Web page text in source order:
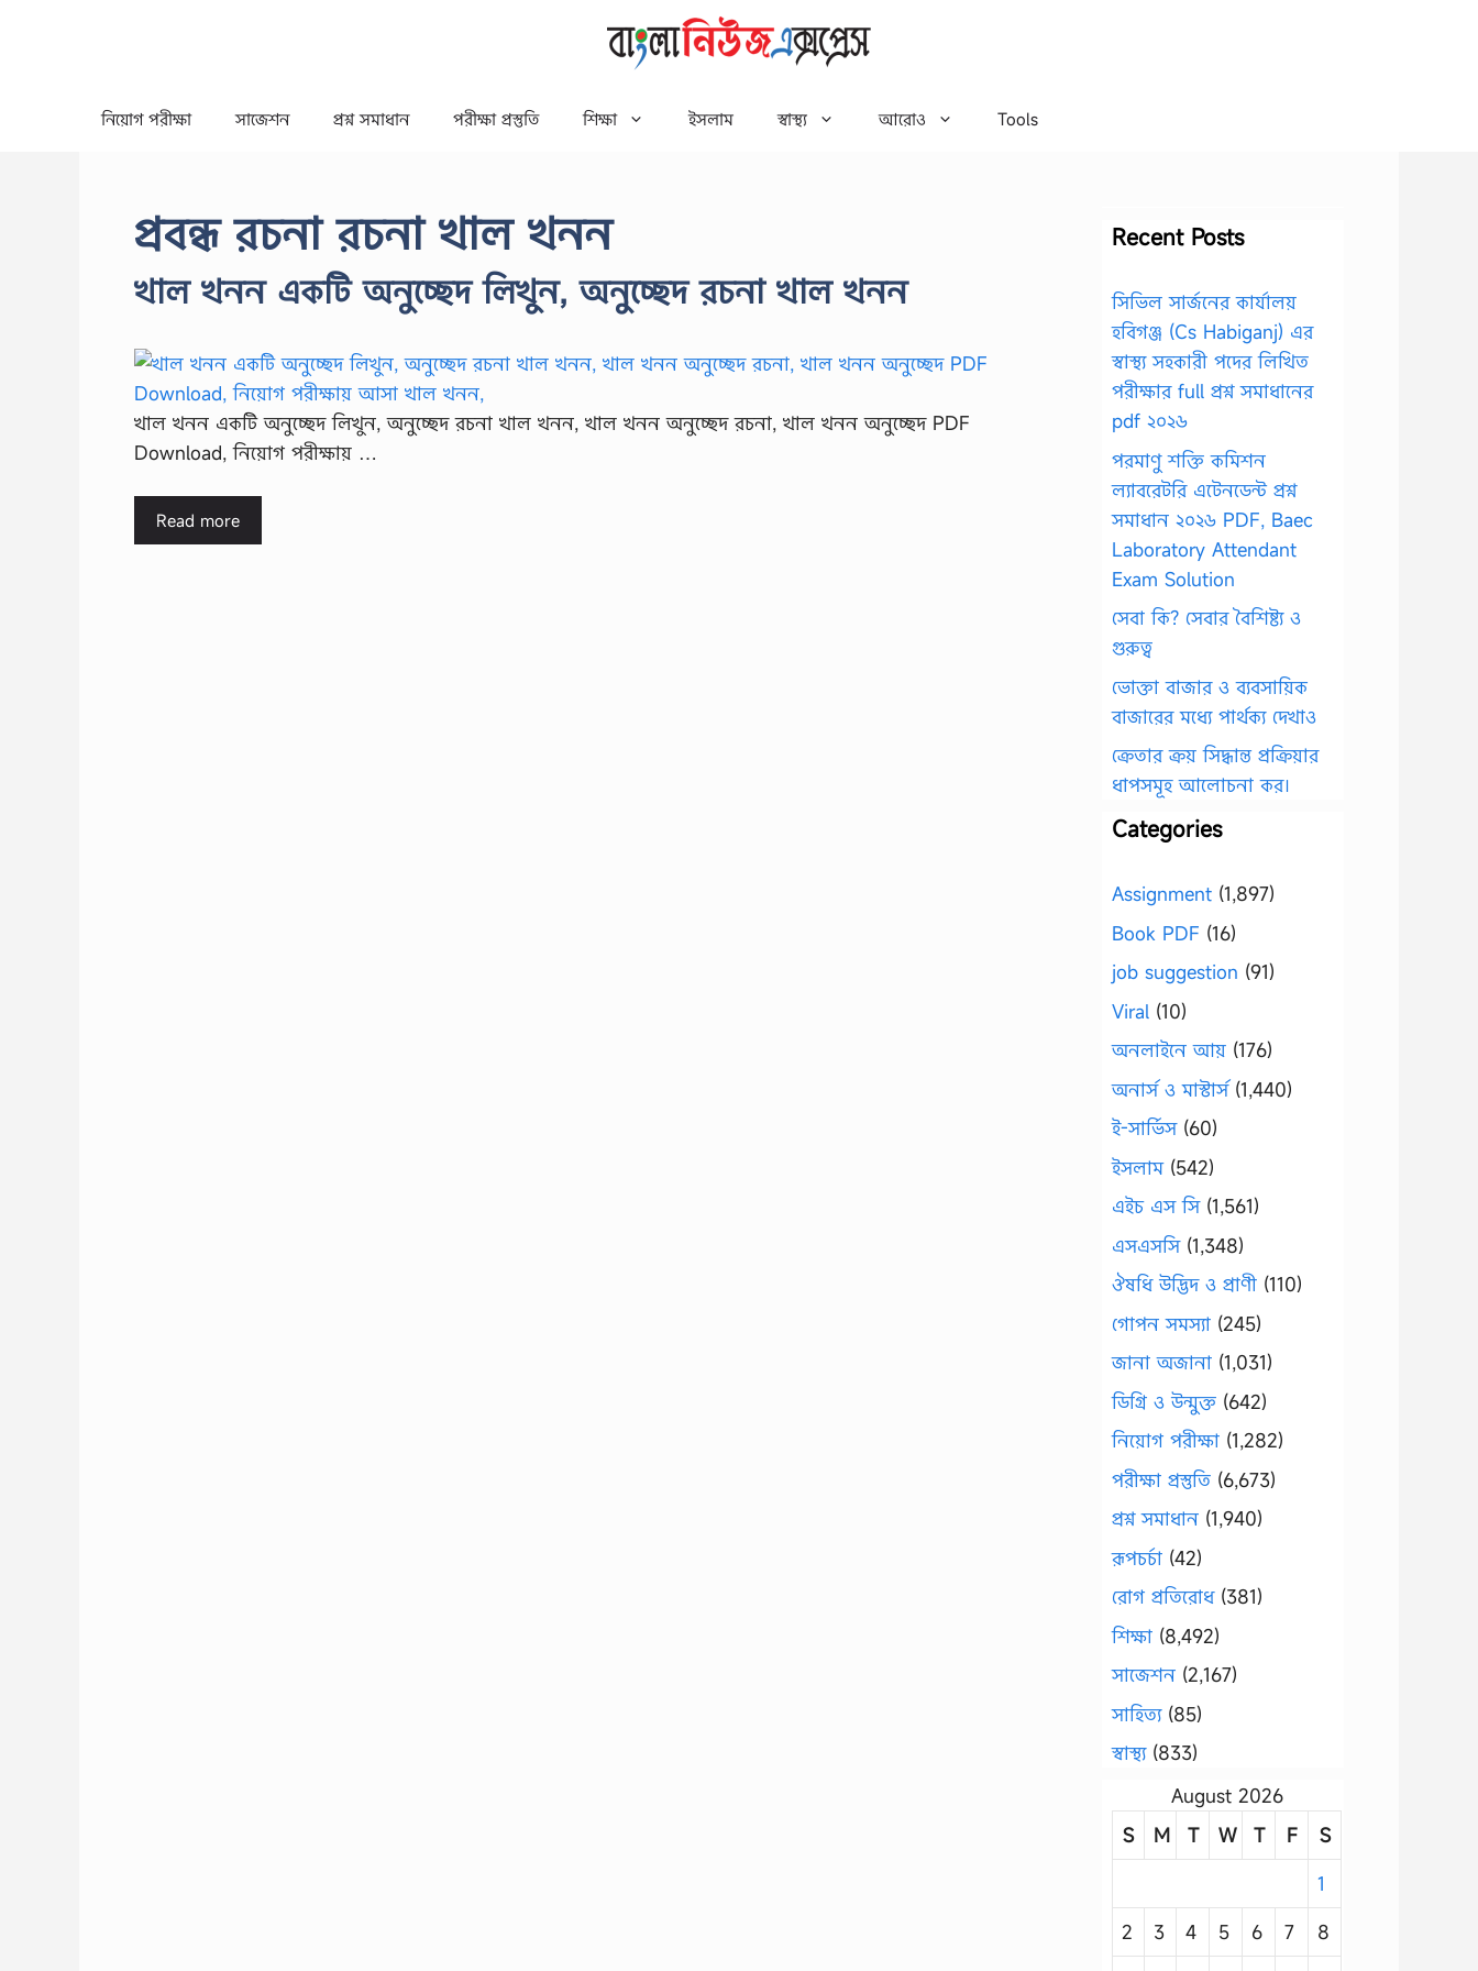
নিয়োগ পরীক্ষা সাজেশন প্রশ্ন সমাধান পরীক্ষা প্রস্তুতি শিক্ষা ইসলাম স্বাস্থ্য আরোও Tools
প্রবন্ধ রচনা রচনা খাল খনন
খাল খনন একটি অনুচ্ছেদ লিখুন, অনুচ্ছেদ রচনা খাল খনন
খাল খনন একটি অনুচ্ছেদ লিখুন, অনুচ্ছেদ রচনা খাল খনন, খাল খনন অনুচ্ছেদ রচনা, খাল খনন অনুচ্ছেদ PDF
Download, নিয়োগ পরীক্ষায় …
Read more
Recent Posts
সিভিল সার্জনের কার্যালয়
হবিগঞ্জ (Cs Habiganj) এর
স্বাস্থ্য সহকারী পদের লিখিত
পরীক্ষার full প্রশ্ন সমাধানের
pdf ২০২৬
পরমাণু শক্তি কমিশন
ল্যাবরেটরি এটেনডেন্ট প্রশ্ন
সমাধান ২০২৬ PDF, Baec
Laboratory Attendant
Exam Solution
সেবা কি? সেবার বৈশিষ্ট্য ও
গুরুত্ব
ভোক্তা বাজার ও ব্যবসায়িক
বাজারের মধ্যে পার্থক্য দেখাও
ক্রেতার ক্রয় সিদ্ধান্ত প্রক্রিয়ার
ধাপসমূহ আলোচনা কর।
Categories
Assignment (1,897)
Book PDF (16)
job suggestion (91)
Viral (10)
অনলাইনে আয় (176)
অনার্স ও মাস্টার্স(1,440)
ই-সার্ভিস(60)
ইসলাম(542)
এইচ এস সি(1,561)
এসএসসি(1,348)
ঔষধি উদ্ভিদ ও প্রাণী (110)
গোপন সমস্যা (245)
জানা অজানা (1,031)
ডিগ্রি ও উন্মুক্ত (642)
নিয়োগ পরীক্ষা (1,282)
পরীক্ষা প্রস্তুতি (6,673)
প্রশ্ন সমাধান (1,940)
রূপচর্চা (42)
রোগ প্রতিরোধ(381)
শিক্ষা (8,492)
সাজেশন (2,167)
সাহিত্য(85)
স্বাস্থ্য(833)
August 2026
S
M T W T F
S
1
2
3 4 5 6 7
8